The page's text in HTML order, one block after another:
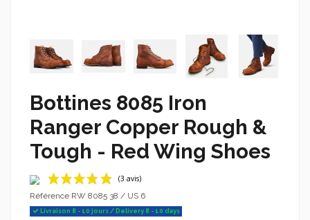
Bottines 8085 Iron
Ranger Copper Rough &
Tough - Red Wing Shoes
Référence RW 8085 38 / US 6
Livraison 8 - 10 jours / Delivery 8 - 10 days